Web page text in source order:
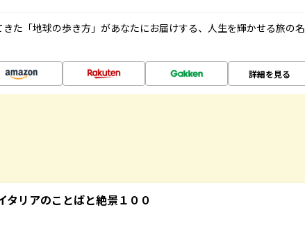
た「地球の歩き方」があなたにお届けする、人生を輝かせる旅の名
詳細を見る
タリアのことばと絶景１００